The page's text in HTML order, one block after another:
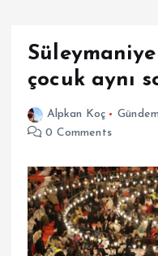
çocuk aynı
Alpkan Koç Gündem
0 Comments